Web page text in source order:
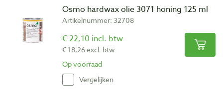
Osmo hardwax olie 3071 honing 125 ml
Artikelnummer: 32708
€ 22,10 incl. btw
€ 18,26 excl. btw
Op voorraad
Vergelijken